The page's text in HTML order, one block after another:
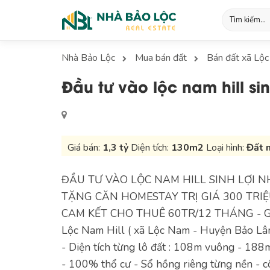
Nhà Bảo Lộc Mua bán đất Bán đất xã
Đầu tư vào lộc nam hill
Giá bán: 1,3 tỷ Diện tích: 130m2 Loại hình:Đất
ĐẦU TƯ VÀO LỘC NAM HILL SINH LỢI
TẶNG CĂN HOMESTAY TRỊ GIÁ 300
CAM KẾT CHO THUÊ 60TR/12 THÁNG -
Lộc Nam Hill ( xã Lộc Nam - Huyện Bảo
- Diện tích từng lô đất : 108m vuông -
- 100% thổ cư - Sổ hồng riêng từng nền -